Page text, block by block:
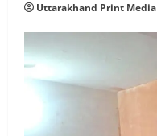
Uttarakhand Print Media